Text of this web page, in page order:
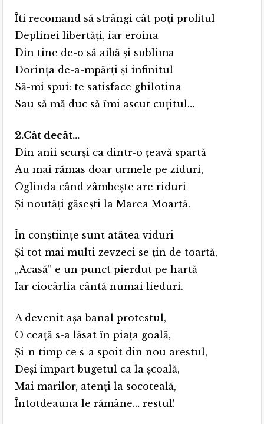
Îti recomand să strângi cât poţi profitul
Deplinei libertăţi, iar eroina
Din tine de-o să aibă şi sublima
Dorinţa de-a-mpărţi şi infinitul
Să-mi spui: te satisface ghilotina
Sau să mă duc să îmi ascut cuţitul…
2.Cât decât…
Din anii scurşi ca dintr-o ţeavă spartă
Au mai rămas doar urmele pe ziduri,
Oglinda când zâmbeşte are riduri
Şi noutăţi găseşti la Marea Moartă.
În conştiinţe sunt atâtea viduri
Şi tot mai multi zevzeci se ţin de toartă,
„Acasă” e un punct pierdut pe hartă
Iar ciocârlia cântă numai lieduri.
A devenit aşa banal protestul,
O ceaţă s-a lăsat în piaţa goală,
Şi-n timp ce s-a spoit din nou arestul,
Deşi împart bugetul ca la şcoală,
Mai marilor, atenţi la socoteală,
Întotdeauna le rămâne… restul!